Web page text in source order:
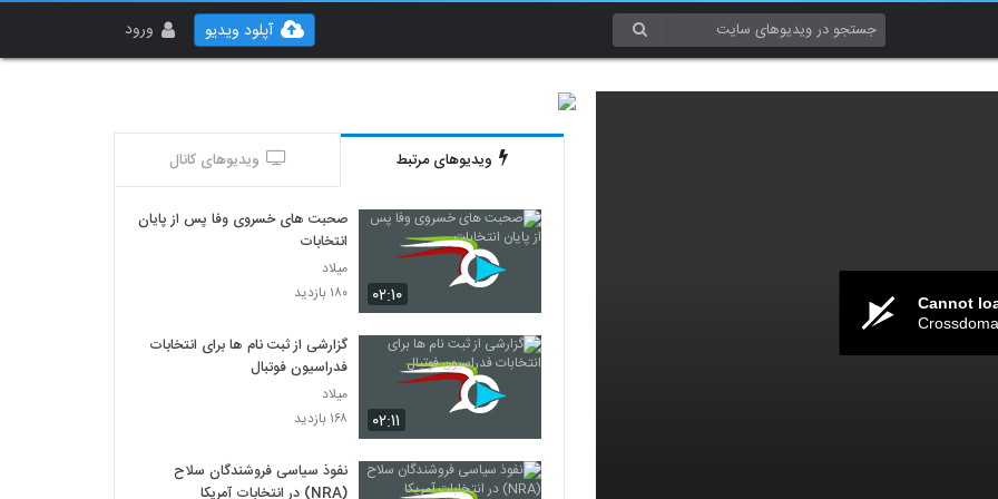
ورود آپلود ویدیو
Cannot
ویدیوهای مرتبط ویدیوهای کانال
۰۲:۱۰
صحبت های خسروی وفا پس از پایان
انتخابات
میلاد
۱۸۰ بازدید
۰۲:۱۱
گزارشی از ثبت نام ها برای انتخابات
فدراسیون فوتبال
میلاد
۱۶۸ بازدید
نفوذ سیاسی فروشندگان سلاح
(NRA) در انتخابات آمریکا